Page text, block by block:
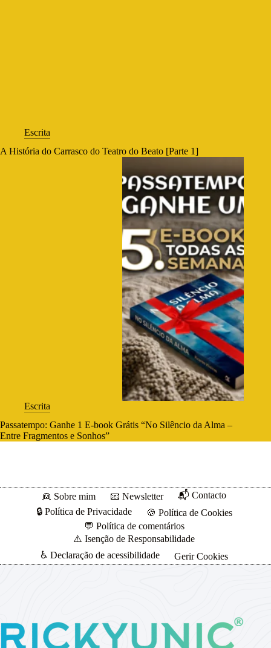
Escrita
A História do Carrasco do Teatro do Beato [Parte 1]
Escrita
Passatempo: Ganhe 1 E-book Grátis “No Silêncio da Alma –
Entre Fragmentos e Sonhos”
👱 Sobre mim 📧 Newsletter
📬 Contacto
🔒 Política de Privacidade
🍪 Política de Cookies
💬 Política de comentários
⚠️ Isenção de Responsabilidade
♿ Declaração de acessibilidade
Gerir Cookies